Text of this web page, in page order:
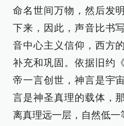
命名世间万物，然后发
下来，因此，声音比书
音中心主义信仰，西方
补充和巩固。依据旧约
帝一言创世，神言是宇
言是神圣真理的载体，
离真理远一层，自然低一